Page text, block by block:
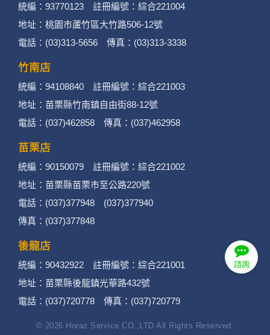
諮詢
統編：93770123 註冊編號：綜合221004
地址：桃園市蘆竹區大竹路506-12號
電話：(03)313-5656 傳真：(03)313-3338
竹南店
統編：94108840 註冊編號：綜合221003
地址：苗栗縣竹南鎮自由街88-12號
電話：(037)462858 傳真：(037)462958
苗栗店
統編：90150079 註冊編號：綜合221002
地址：苗栗縣苗栗市至公路220號
電話：(037)377948 (037)377940
傳真：(037)377848
後龍店
統編：90432922 註冊編號：綜合221001
地址：苗栗縣後龍鎮光華路432號
電話：(037)720778 傳真：(037)720779
© 2026 Horaz Service CO.,LTD All Rights Reserved.